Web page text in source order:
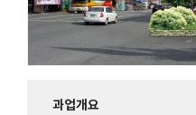
과업개요